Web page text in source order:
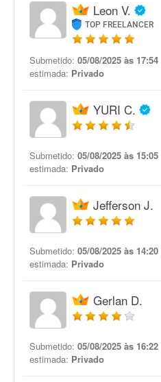
Leon V.
TOP FREELANCER
Submetido: 05/08/2025 às 17:54
estimada: Privado
YURI C.
Submetido: 05/08/2025 às 15:05
estimada: Privado
Jefferson J.
Submetido: 05/08/2025 às 14:20
estimada: Privado
Gerlan D.
Submetido: 05/08/2025 às 16:22
estimada: Privado